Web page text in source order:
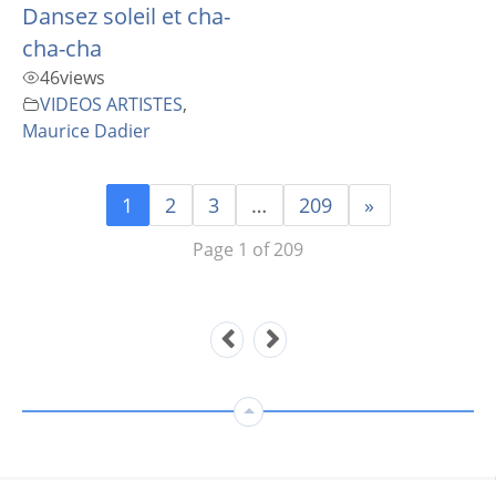
Dansez soleil et cha-
cha-cha
46views
VIDEOS ARTISTES,
Maurice Dadier
1 2 3 … 209 »
Page 1 of 209